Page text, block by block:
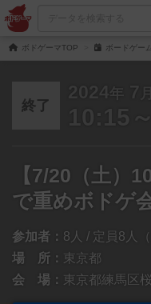
ボドゲーマTOP ボードゲー
終了
2024年 7 月
10:15
【7/20（土）
で重めボドゲ
参加者： 8人 / 定員8人
場 所： 東京都
会 場： 東京都練馬区